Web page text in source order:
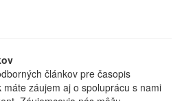
článkov pre časopis
záujem aj o spoluprácu s nami